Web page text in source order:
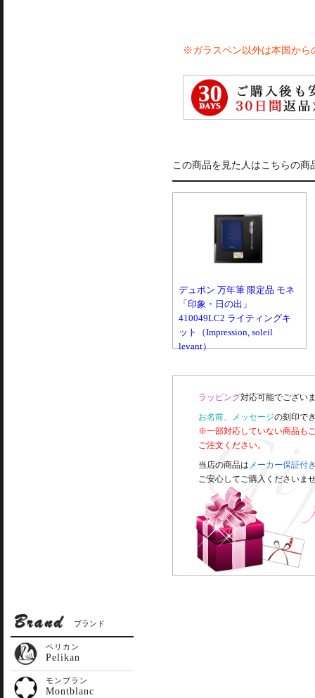
※ガラスペン以外は本国から
この商品を見た人はこちらの商
デュポン 万年筆 限定品 モネ
「印象・日の出」
410049LC2 ライティングキ
ット（Impression, soleil
levant）
ラッピング対応可能でござい
お名前、メッセージの刻印で
※一部対応していない商品も
ご注文ください。
当店の商品は メーカー保証付
ご安心してご購入くださいま
ブランド
ペリカン
Pelikan
モンブラン
Montblanc